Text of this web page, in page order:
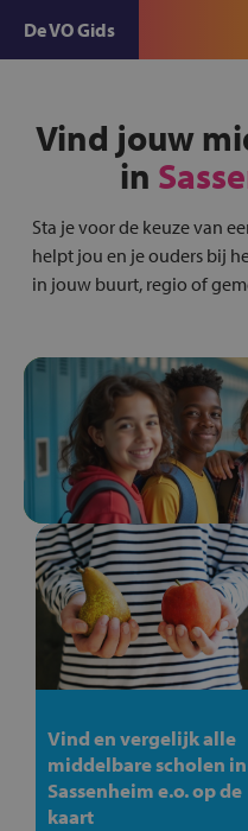
De VO Gids
Vind jouw
in
Sta je voor de keuze van
helpt jou en je ouders bij
in jouw buurt, regio of
Vind en vergelijk alle
middelbare scholen in
Sassenheim e.o. op de
kaart